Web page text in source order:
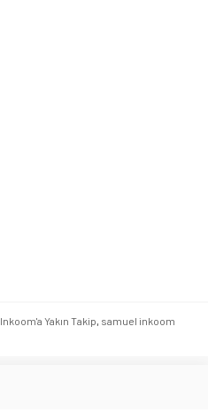
Inkoom'a Yakın Takip samuel inkoom